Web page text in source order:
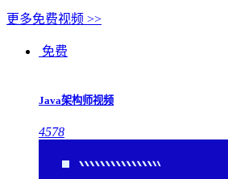
更多免费视频 >>
免费
Java架构师视频
4578